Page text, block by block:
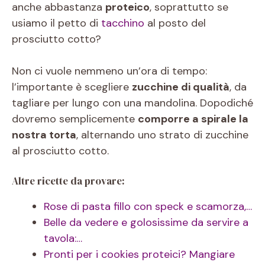
anche abbastanza proteico, soprattutto se
usiamo il petto di tacchino al posto del
prosciutto cotto?
Non ci vuole nemmeno un’ora di tempo:
l’importante è scegliere zucchine di qualità, da
tagliare per lungo con una mandolina. Dopodiché
dovremo semplicemente comporre a spirale la
nostra torta, alternando uno strato di zucchine
al prosciutto cotto.
Altre ricette da provare:
Rose di pasta fillo con speck e scamorza,…
Belle da vedere e golosissime da servire a
tavola:…
Pronti per i cookies proteici? Mangiare